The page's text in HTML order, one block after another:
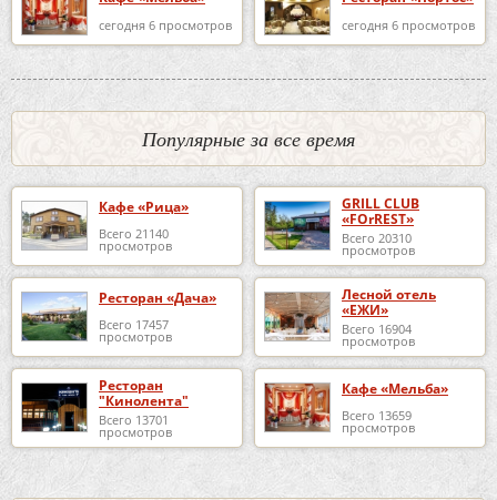
сегодня 6 просмотров сегодня 6 просмотров
Популярные за все время
Кафе «Рица»
Всего 21140
просмотров
GRILL CLUB
«FOrREST»
Всего 20310
просмотров
Ресторан «Дача»
Всего 17457
просмотров
Лесной отель
«ЕЖИ»
Всего 16904
просмотров
Ресторан
"Кинолента"
Всего 13701
просмотров
Кафе «Мельба»
Всего 13659
просмотров